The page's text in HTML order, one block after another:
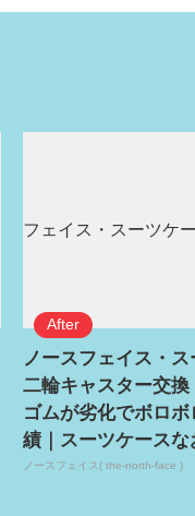
ノースフェイス・
二輪キャスター交換
ゴムが劣化でボロ
績｜スーツケースな
ノースフェイス( the-north-face )